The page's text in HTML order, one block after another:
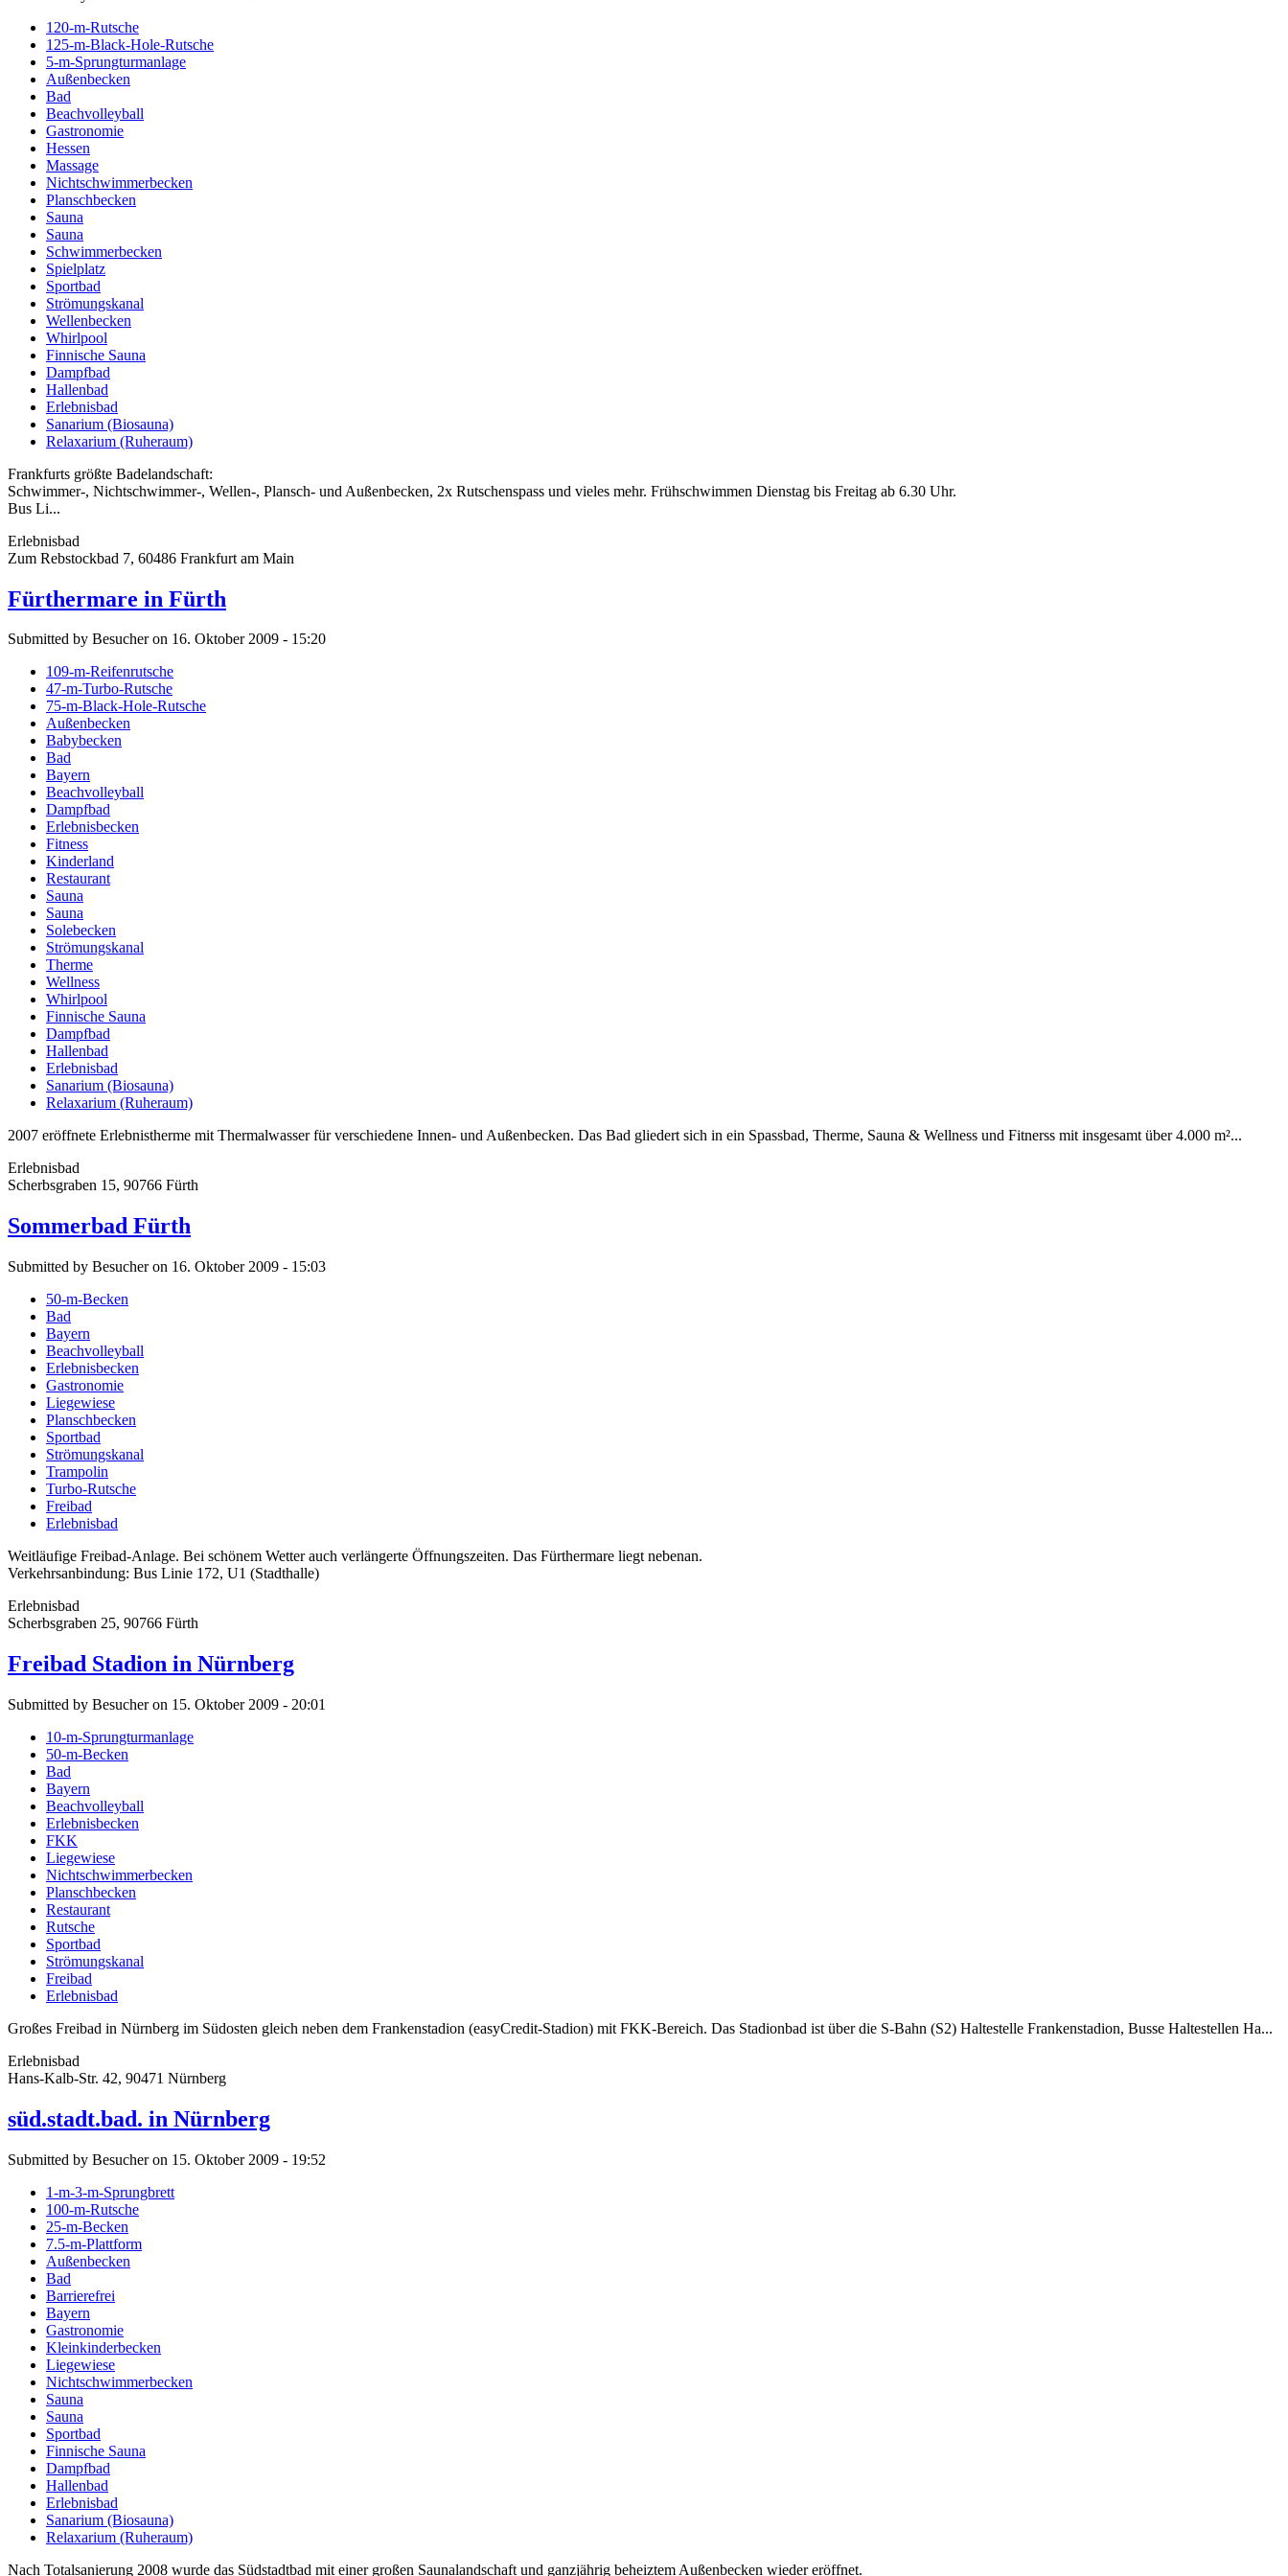
120-m-Rutsche
125-m-Black-Hole-Rutsche
5-m-Sprungturmanlage
Außenbecken
Bad
Beachvolleyball
Gastronomie
Hessen
Massage
Nichtschwimmerbecken
Planschbecken
Sauna
Sauna
Schwimmerbecken
Spielplatz
Sportbad
Strömungskanal
Wellenbecken
Whirlpool
Finnische Sauna
Dampfbad
Hallenbad
Erlebnisbad
Sanarium (Biosauna)
Relaxarium (Ruheraum)
Frankfurts größte Badelandschaft:
Schwimmer-, Nichtschwimmer-, Wellen-, Plansch- und Außenbecken, 2x Rutschenspass und vieles mehr. Frühschwimmen Dienstag bis Freitag ab 6.30 Uhr.
Bus Li...
Erlebnisbad
Zum Rebstockbad 7, 60486 Frankfurt am Main
Fürthermare in Fürth
Submitted by Besucher on 16. Oktober 2009 - 15:20
109-m-Reifenrutsche
47-m-Turbo-Rutsche
75-m-Black-Hole-Rutsche
Außenbecken
Babybecken
Bad
Bayern
Beachvolleyball
Dampfbad
Erlebnisbecken
Fitness
Kinderland
Restaurant
Sauna
Sauna
Solebecken
Strömungskanal
Therme
Wellness
Whirlpool
Finnische Sauna
Dampfbad
Hallenbad
Erlebnisbad
Sanarium (Biosauna)
Relaxarium (Ruheraum)
2007 eröffnete Erlebnistherme mit Thermalwasser für verschiedene Innen- und Außenbecken. Das Bad gliedert sich in ein Spassbad, Therme, Sauna & Wellness und Fitnerss mit insgesamt über 4.000 m²...
Erlebnisbad
Scherbsgraben 15, 90766 Fürth
Sommerbad Fürth
Submitted by Besucher on 16. Oktober 2009 - 15:03
50-m-Becken
Bad
Bayern
Beachvolleyball
Erlebnisbecken
Gastronomie
Liegewiese
Planschbecken
Sportbad
Strömungskanal
Trampolin
Turbo-Rutsche
Freibad
Erlebnisbad
Weitläufige Freibad-Anlage. Bei schönem Wetter auch verlängerte Öffnungszeiten. Das Fürthermare liegt nebenan.
Verkehrsanbindung: Bus Linie 172, U1 (Stadthalle)
Erlebnisbad
Scherbsgraben 25, 90766 Fürth
Freibad Stadion in Nürnberg
Submitted by Besucher on 15. Oktober 2009 - 20:01
10-m-Sprungturmanlage
50-m-Becken
Bad
Bayern
Beachvolleyball
Erlebnisbecken
FKK
Liegewiese
Nichtschwimmerbecken
Planschbecken
Restaurant
Rutsche
Sportbad
Strömungskanal
Freibad
Erlebnisbad
Großes Freibad in Nürnberg im Südosten gleich neben dem Frankenstadion (easyCredit-Stadion) mit FKK-Bereich. Das Stadionbad ist über die S-Bahn (S2) Haltestelle Frankenstadion, Busse Haltestellen Ha...
Erlebnisbad
Hans-Kalb-Str. 42, 90471 Nürnberg
süd.stadt.bad. in Nürnberg
Submitted by Besucher on 15. Oktober 2009 - 19:52
1-m-3-m-Sprungbrett
100-m-Rutsche
25-m-Becken
7.5-m-Plattform
Außenbecken
Bad
Barrierefrei
Bayern
Gastronomie
Kleinkinderbecken
Liegewiese
Nichtschwimmerbecken
Sauna
Sauna
Sportbad
Finnische Sauna
Dampfbad
Hallenbad
Erlebnisbad
Sanarium (Biosauna)
Relaxarium (Ruheraum)
Nach Totalsanierung 2008 wurde das Südstadtbad mit einer großen Saunalandschaft und ganzjährig beheiztem Außenbecken wieder eröffnet.